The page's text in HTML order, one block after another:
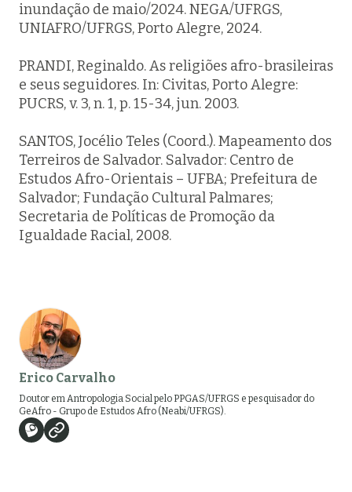
inundação de maio/2024. NEGA/UFRGS,
UNIAFRO/UFRGS, Porto Alegre, 2024.
PRANDI, Reginaldo. As religiões afro-brasileiras
e seus seguidores. In: Civitas, Porto Alegre:
PUCRS, v. 3, n. 1, p. 15-34, jun. 2003.
SANTOS, Jocélio Teles (Coord.). Mapeamento dos
Terreiros de Salvador. Salvador: Centro de
Estudos Afro-Orientais – UFBA; Prefeitura de
Salvador; Fundação Cultural Palmares;
Secretaria de Políticas de Promoção da
Igualdade Racial, 2008.
Erico Carvalho
Doutor em Antropologia Social pelo PPGAS/UFRGS e pesquisador do
GeAfro - Grupo de Estudos Afro (Neabi/UFRGS).